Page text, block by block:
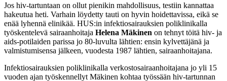
Jos hiv-tartuntaan on ollut pienikin mahdollisuus, testiin kannattaa
hakeutua heti. Varhain löydetty tauti on hyvin hoidettavissa, eikä se
enää lyhennä elinikää. HUS:in infektiosairauksien poliklinikalla
työskentelevä sairaanhoitaja Helena Mäkinen on tehnyt töitä hiv- ja
aids-potilaiden parissa jo 80-luvulta lähtien: ensin kylvettäjänä ja
valmistumisensa jälkeen, vuodesta 1987 lähtien, sairaanhoitajana.
Infektiosairauksien poliklinikalla verkostosairaanhoitajana jo yli 15
vuoden ajan työskennellyt Mäkinen kohtaa työssään hiv-tartunnan